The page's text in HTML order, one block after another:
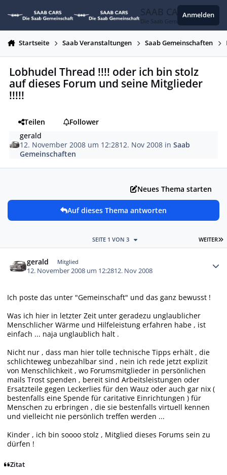
SAAB CARS
Die Saab Gemeinschaft
Anmelden
Startseite Saab Veranstaltungen Saab Gemeinschaften
Lobhudel Thread !!!! oder ich bin stolz
auf dieses Forum und seine Mitglieder
!!!!!
Teilen
Follower
gerald
12. November 2008 um 12:2812. Nov 2008 inSaab
Gemeinschaften
Neues Thema starten
Auf dieses Thema antworten
WEITER
SEITE 1 VON 3
gerald Mitglied
12. November 2008 um 12:2812. Nov 2008
Ich poste das unter "Gemeinschaft" und das ganz bewusst !
Was ich hier in letzter Zeit unter geradezu unglaublicher
Menschlicher Wärme und Hilfeleistung erfahren habe , ist
einfach ... naja unglaublich halt .
Nicht nur , dass man hier tolle technische Tipps erhält , die
schlichteweg unbezahlbar sind , nein ich rede jetzt explizit
von Menschlichkeit , wo Forumsmitglieder in persönlichen
mails Trost spenden , bereit sind Arbeitsleistungen oder
Ersatzteile gegen Leckerlies für den Wauz oder auch gar nix (
bestenfalls eine Spende für caritative Einrichtungen ) für
Menschen zu erbringen , die sie bestenfalls virtuell kennen
und vielleicht nie persönlich treffen werden ...
Kinder , ich bin soooo stolz , Mitglied dieses Forums sein zu
dürfen !
Zitat